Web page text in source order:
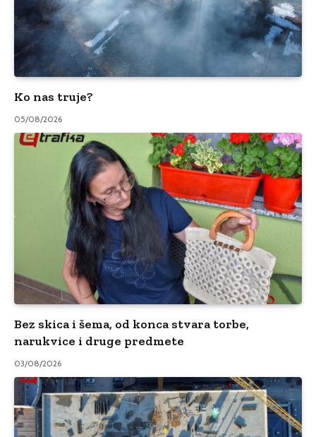
Ko nas truje?
05/08/2026
Bez skica i šema, od konca stvara torbe,
narukvice i druge predmete
03/08/2026